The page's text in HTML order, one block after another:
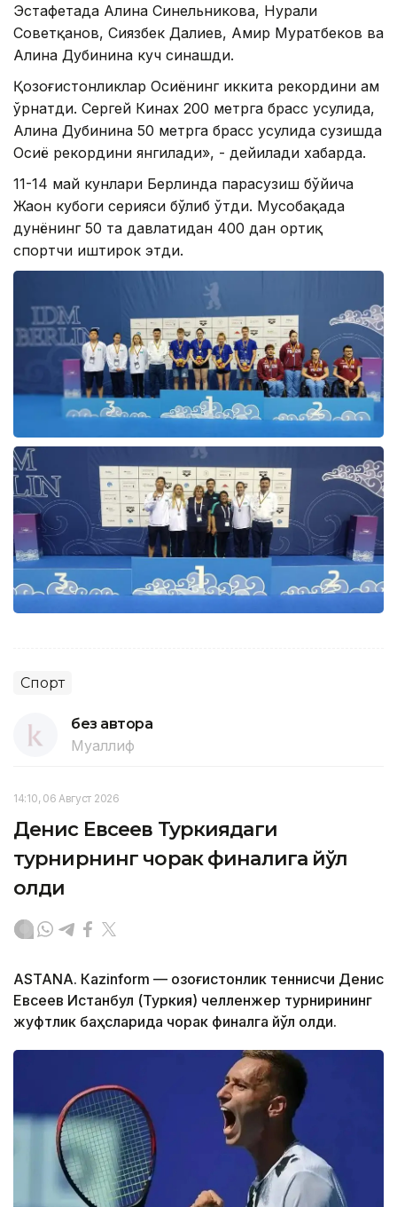
Эстафетада Алина Синельникова, Нурали
Советқанов, Сиязбек Далиев, Амир Муратбеков ва
Алина Дубинина куч синашди.
Қозоғистонликлар Осиёнинг иккита рекордини ҳам
ўрнатди. Сергей Кинах 200 метрга брасс усулида,
Алина Дубинина 50 метрга брасс усулида сузишда
Осиё рекордини янгилади», - дейилади хабарда.
11-14 май кунлари Берлинда параcузиш бўйича
Жаҳон кубоги серияси бўлиб ўтди. Мусобақада
дунёнинг 50 та давлатидан 400 дан ортиқ
спортчи иштирок этди.
Спорт
без автора
Муаллиф
14:10, 06 Август 2026
Денис Евсеев Туркиядаги
турнирнинг чорак финалига йўл
олди
ASTANА. Кazinform — Қозоғистонлик теннисчи Денис
Евсеев Истанбул (Туркия) челленжер турнирининг
жуфтлик баҳсларида чорак финалга йўл олди.